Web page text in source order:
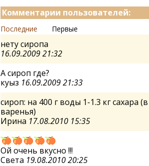
Комментарии пользователей:
Последние Первые
нету сиропа
16.09.2009 21:32
А сироп где?
куыз 16.09.2009 21:33
сироп: на 400 г воды 1-1.3 кг сахара
варенья)
Ирина 17.08.2010 15:35
Ой очень вкусно !!!
Света 19.08.2010 20:25